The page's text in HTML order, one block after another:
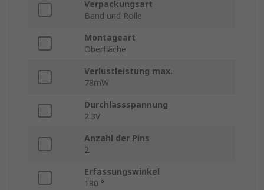
Verpackungsart
Band und Rolle
Montageart
Oberfläche
Verlustleistung max.
78mW
Durchlassspannung
2.3V
Anzahl der Pins
2
Erfassungswinkel
130 °